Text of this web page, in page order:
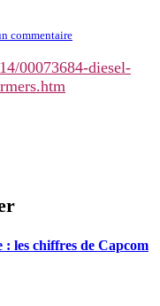
commentaire
00073684-diesel-
les chiffres de Capcom